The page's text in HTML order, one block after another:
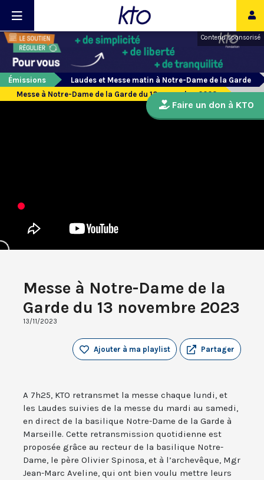
Contenu sponsorisé
Émissions
Laudes et Messe matin à Notre-Dame de la Garde
Messe à Notre-Dame de la Garde du 13 novembre 2023
Messe à Notre-Dame de la
Garde du 13 novembre 2023
13/11/2023
Partager
Ajouter à ma playlist
A 7h25, KTO retransmet la messe chaque lundi, et
les Laudes suivies de la messe du mardi au samedi,
en direct de la basilique Notre-Dame de la Garde à
Marseille. Cette retransmission quotidienne est
proposée grâce au recteur de la basilique Notre-
Dame, le père Olivier Spinosa, et à l’archevêque, Mgr
Jean-Marc Aveline, qui ont bien voulu mettre leurs
Faire un don à KTO